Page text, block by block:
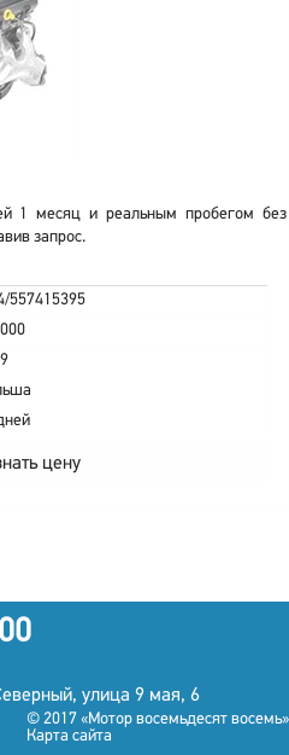
1 месяц и реальным пробегом без
запрос.
557415395
цену
улица 9 мая, 6
© 2017 «Мотор восемьдесят восемь»
Карта сайта